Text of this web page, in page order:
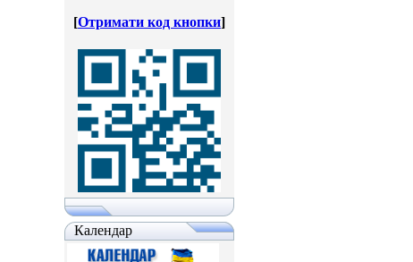
[Отримати код кнопки]
Календар